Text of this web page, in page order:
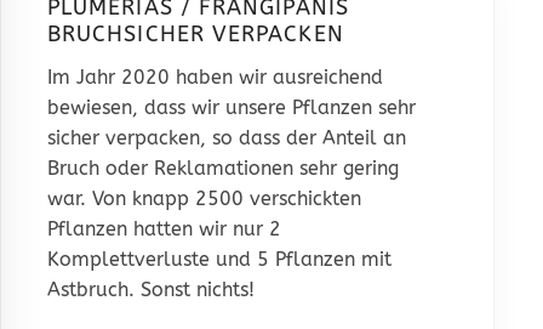
PLUMERIAS / FRANGIPANIS
BRUCHSICHER VERPACKEN
Im Jahr 2020 haben wir ausreichend
bewiesen, dass wir unsere Pflanzen sehr
sicher verpacken, so dass der Anteil an
Bruch oder Reklamationen sehr gering
war. Von knapp 2500 verschickten
Pflanzen hatten wir nur 2
Komplettverluste und 5 Pflanzen mit
Astbruch. Sonst nichts!